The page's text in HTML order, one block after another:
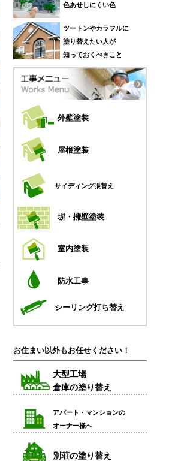
色あせしにくい色
ツートンやカラフルに
塗り替えたい人が
知っておくべきこと
外壁塗装
屋根塗装
サイディング張替え
塀・擁壁塗装
室内塗装
防水工事
シーリング打ち替え
お住まい以外もお任せください！
大型工場
倉庫の塗り替え
アパート・マンションの
オーナー様へ
別荘の塗り替え